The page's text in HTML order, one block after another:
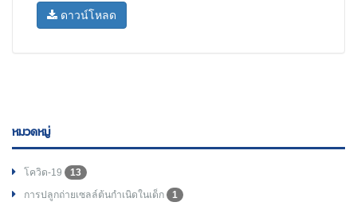
ดาวน์โหลด
หมวดหมู่
โควิด-19
13
การปลูกถ่ายเซลล์ต้นกำเนิดในเด็ก
1